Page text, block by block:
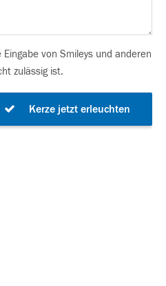
von Smileys und anderen
zulässig ist.
Kerze jetzt erleuchten